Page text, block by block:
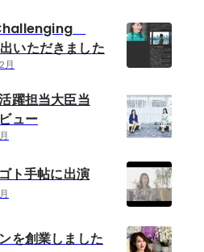
いただきました
月
躍担当大臣当
ュー
ト手帖に出演
を創業しました